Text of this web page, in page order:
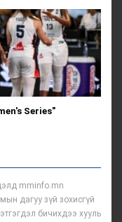
Series"
mminfo.mn
дагуу зүй зохисгүй
бичихдээ хууль